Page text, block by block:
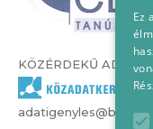
KÖZÉRDEKŰ
adatigenyles@bvcs.hu
Ez